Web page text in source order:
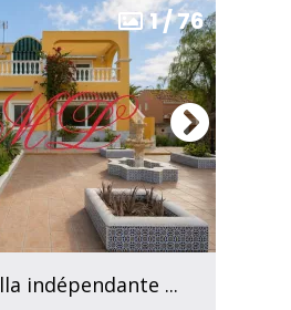
1/76
indépendante ...